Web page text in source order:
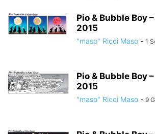
Pio & Bubble Boy
2015
"maso" Ricci Maso - 1
Pio & Bubble Boy
2015
"maso" Ricci Maso - 9